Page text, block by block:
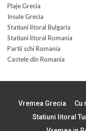
Plaje Grecia
Insule Grecia
Statiuni litoral Bulgaria
Statiuni litoral Romania
Partii schi Romania
Castele din Romania
Vremea Grecia Cu
Statiuni litoral